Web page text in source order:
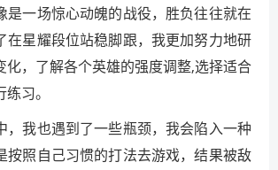
是一场惊心动魄的战役，胜负往往就在
在星耀段位站稳脚跟，我更加努力地研
化，了解各个英雄的强度调整,选择适合
习。
，我也遇到了一些瓶颈，我会陷入一种
按照自己习惯的打法去游戏，结果被敌